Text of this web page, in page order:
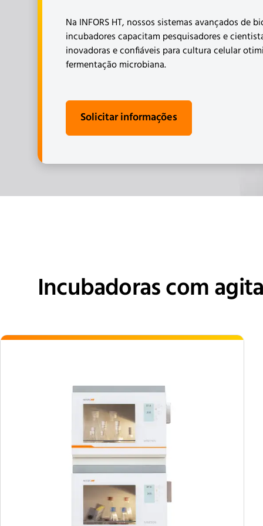
Na INFORS HT, nossos sistemas avançados de
incubadores capacitam pesquisadores e
inovadoras e confiáveis ​​para cultura celular
fermentação microbiana.
Solicitar informações
Incubadoras com